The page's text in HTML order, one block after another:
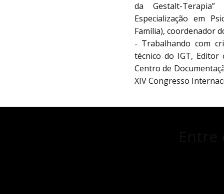
da Gestalt-
Especialização em
Família), coordenador
- Trabalhando com
técnico do IGT, Editor
Centro de
XIV Congresso